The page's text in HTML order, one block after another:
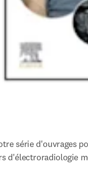
série d'ouvrages
d'électroradiologie